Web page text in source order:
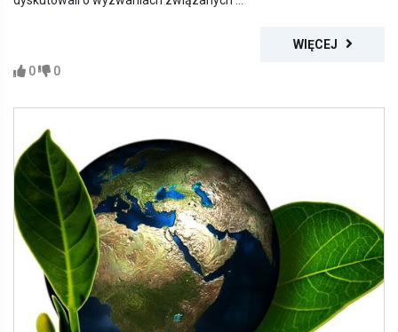
WIĘCEJ
0
0